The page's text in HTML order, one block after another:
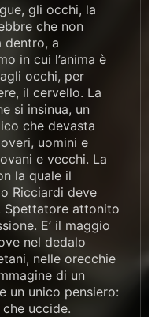
gli occhi, la
che non
dentro, a
in cui l’anima è
occhi, per
il cervello. La
si insinua, un
che devasta
uomini e
e vecchi. La
la quale il
Ricciardi deve
Spettatore attonito
E’ il maggio
nel dedalo
nelle orecchie
di un
un unico pensiero:
uccide.